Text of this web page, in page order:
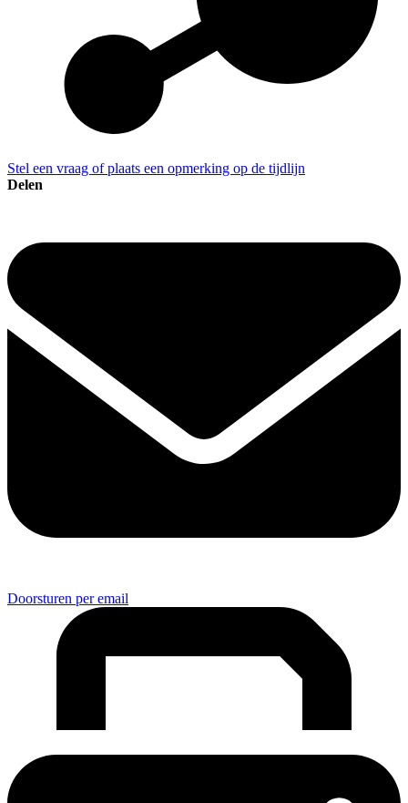
Stel een vraag of plaats een opmerking op de tijdlijn
Delen
Doorsturen per email